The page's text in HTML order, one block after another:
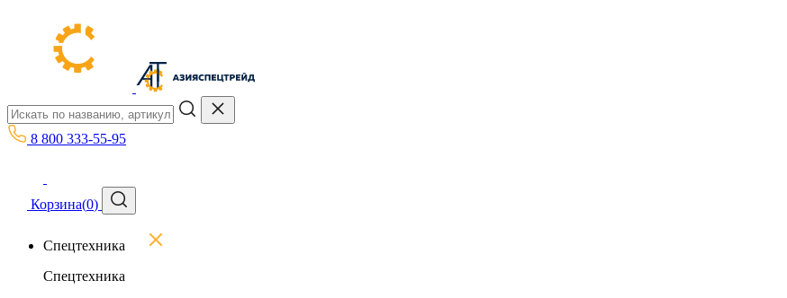
8 800 333-55-95
Корзина(0)
Спецтехника
Спецтехника